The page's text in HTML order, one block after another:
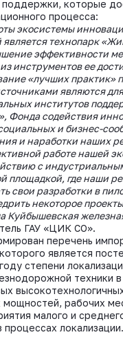
поддержки, которые
процесса:
экосистемы
технопарк
эффективности
инструментов ее
«лучших практик»
являются
институтов
Фонда содействия
и бизнес-
и наработки наших
работе нашей
с
площадкой, где наши
свои разработки в
некоторое
Куйбышевская
ГАУ «ЦИК СО».
перечень
является
степени
техники
мощностей, рабочих
малого и
процессах локализации.